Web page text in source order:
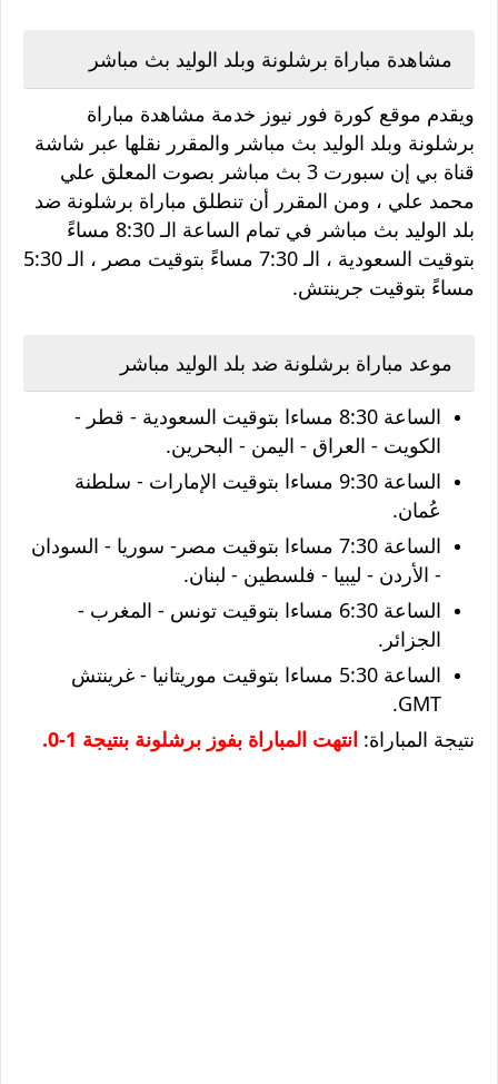
مشاهدة مباراة برشلونة وبلد الوليد بث مباشر
ويقدم موقع كورة فور نيوز خدمة مشاهدة مباراة
برشلونة وبلد الوليد بث مباشر والمقرر نقلها عبر شاشة
قناة بي إن سبورت 3 بث مباشر بصوت المعلق علي
محمد علي ، ومن المقرر أن تنطلق مباراة برشلونة ضد
بلد الوليد بث مباشر في تمام الساعة الـ 8:30 مساءً
بتوقيت السعودية ، الـ 7:30 مساءً بتوقيت مصر ، الـ 5:30
مساءً بتوقيت جرينتش.
موعد مباراة برشلونة ضد بلد الوليد مباشر
الساعة 8:30 مساءا بتوقيت السعودية - قطر -
الكويت - العراق - اليمن - البحرين.
الساعة 9:30 مساءا بتوقيت الإمارات - سلطنة
عُمان.
الساعة 7:30 مساءا بتوقيت مصر- سوريا - السودان
- الأردن - ليبيا - فلسطين - لبنان.
الساعة 6:30 مساءا بتوقيت تونس - المغرب -
الجزائر.
الساعة 5:30 مساءا بتوقيت موريتانيا - غرينتش
GMT.
نتيجة المباراة: انتهت المباراة بفوز برشلونة بنتيجة 1-0.